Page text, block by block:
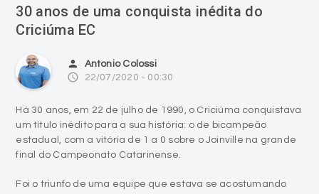
person Antonio Colossi
access_time 22/07/2020 - 00:30
Há 30 anos, em 22 de julho de 1990, o Criciúma conquistava
um título inédito para a sua história: o de bicampeão
final do Campeonato Catarinense.
Foi o triunfo de uma equipe que estava se acostumando
aos momentos de glória, do time que liderou a competição
com chave-de-ouro.